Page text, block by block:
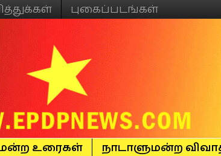
புகைப்படங்கள்
உரைகள் நாடாளுமன்ற